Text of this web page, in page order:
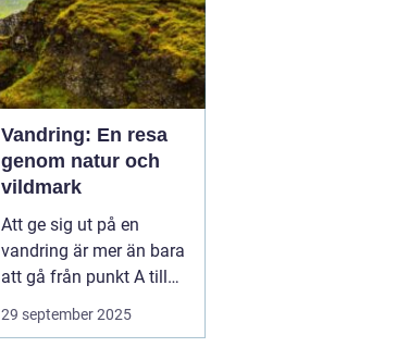
Vandring: En resa
genom natur och
vildmark
Att ge sig ut på en
vandring är mer än bara
att gå från punkt A till
punkt B. Det är en
upplevelse som utmanar
29 september 2025